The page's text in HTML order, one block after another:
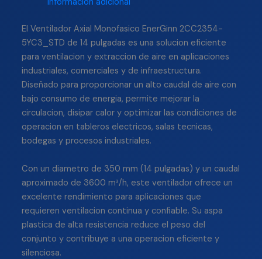
Información adicional
El Ventilador Axial Monofasico EnerGinn 2CC2354-
5YC3_STD de 14 pulgadas es una solucion eficiente
para ventilacion y extraccion de aire en aplicaciones
industriales, comerciales y de infraestructura.
Diseñado para proporcionar un alto caudal de aire con
bajo consumo de energia, permite mejorar la
circulacion, disipar calor y optimizar las condiciones de
operacion en tableros electricos, salas tecnicas,
bodegas y procesos industriales.
Con un diametro de 350 mm (14 pulgadas) y un caudal
aproximado de 3600 m³/h, este ventilador ofrece un
excelente rendimiento para aplicaciones que
requieren ventilacion continua y confiable. Su aspa
plastica de alta resistencia reduce el peso del
conjunto y contribuye a una operacion eficiente y
silenciosa.